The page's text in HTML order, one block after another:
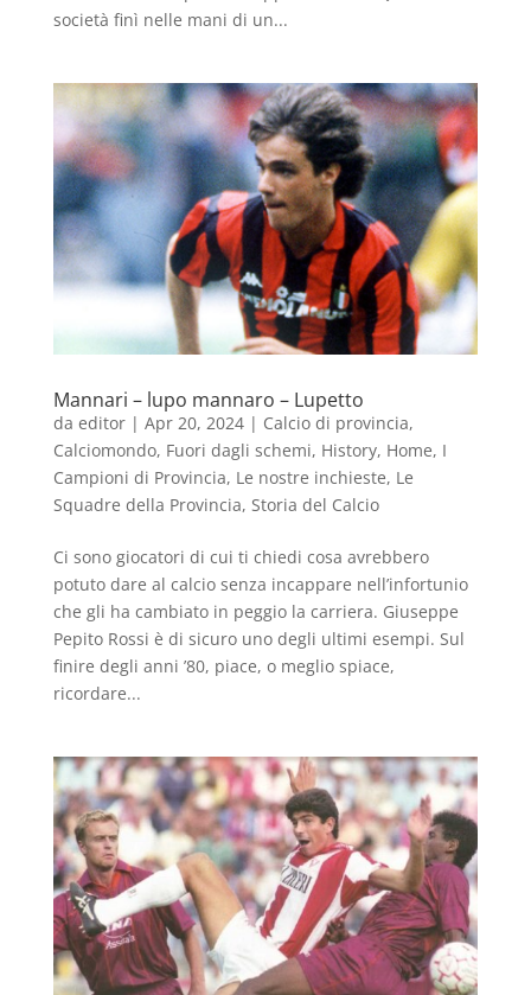
società finì nelle mani di un...
Mannari – lupo mannaro – Lupetto
da editor| Apr 20, 2024| Calcio di provincia,
Calciomondo, Fuori dagli schemi, History, Home, I
Campioni di Provincia, Le nostre inchieste, Le
Squadre della Provincia, Storia del Calcio
Ci sono giocatori di cui ti chiedi cosa avrebbero
potuto dare al calcio senza incappare nell’infortunio
che gli ha cambiato in peggio la carriera. Giuseppe
Pepito Rossi è di sicuro uno degli ultimi esempi. Sul
finire degli anni ’80, piace, o meglio spiace,
ricordare...